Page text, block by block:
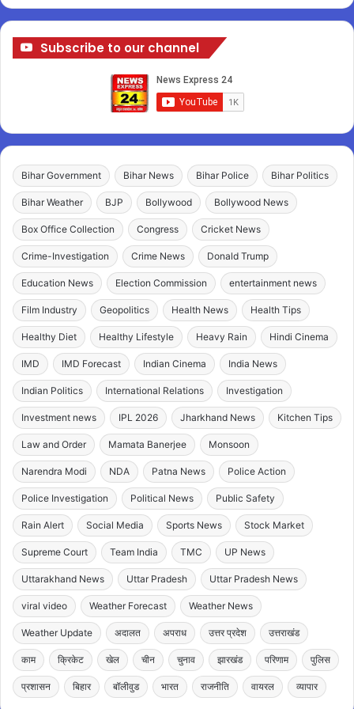
Subscribe to our channel
Bihar Government Bihar News Bihar Police Bihar Politics
Bihar Weather BJP Bollywood Bollywood News
Box Office Collection Congress Cricket News
Crime-Investigation Crime News Donald Trump
Education News Election Commission entertainment news
Film Industry Geopolitics Health News Health Tips
Healthy Diet Healthy Lifestyle Heavy Rain Hindi Cinema
IMD IMD Forecast Indian Cinema India News
Indian Politics International Relations Investigation
Investment news IPL 2026 Jharkhand News Kitchen Tips
Law and Order Mamata Banerjee Monsoon
Narendra Modi NDA Patna News Police Action
Police Investigation Political News Public Safety
Rain Alert Social Media Sports News Stock Market
Supreme Court Team India TMC UP News
Uttarakhand News Uttar Pradesh Uttar Pradesh News
viral video Weather Forecast Weather News
Weather Update अदालत अपराध उत्तर प्रदेश उत्तराखंड
काम क्रिकेट खेल चीन चुनाव झारखंड परिणाम पुलिस
प्रशासन बिहार बॉलीवुड भारत राजनीति वायरल व्यापार